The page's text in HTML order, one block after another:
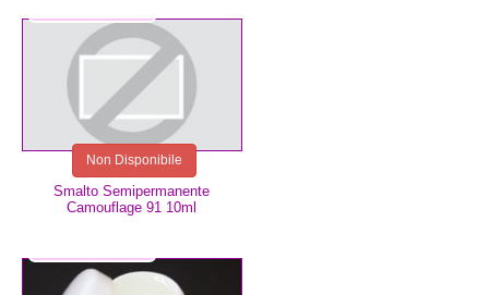
Smalto Semipermanente
Camouflage 91 10ml
Non Disponibile